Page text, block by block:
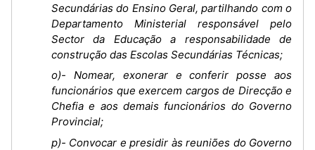
Secundárias do Ensino Geral, partilhando com o
Departamento Ministerial responsável pelo
Sector da Educação a responsabilidade de
construção das Escolas Secundárias Técnicas;
o)- Nomear, exonerar e conferir posse aos
funcionários que exercem cargos de Direcção e
Chefia e aos demais funcionários do Governo
Provincial;
p)- Convocar e presidir às reuniões do Governo